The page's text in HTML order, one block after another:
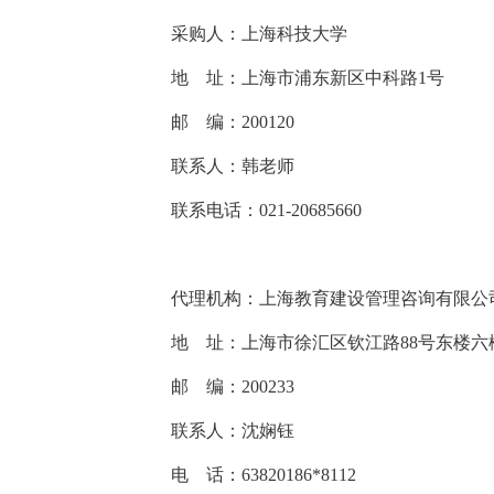
采购人：上海科技大学
地址：上海市浦东新区中科路1号
邮编：200120
联系人：韩老师
联系电话：021-20685660
代理机构： 上海教育建设管理咨询有限公
地址： 上海市徐汇区钦江路88号东楼六
邮编： 200233
联系人：沈娴钰
电话：63820186*8112